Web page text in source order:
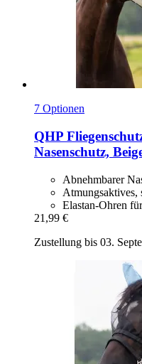
7 Optionen
QHP
Nasenschutz,
Abnehmbarer
Atmungsaktives,
Elastan-Ohren
21,99 €
Zustellung bis 03.